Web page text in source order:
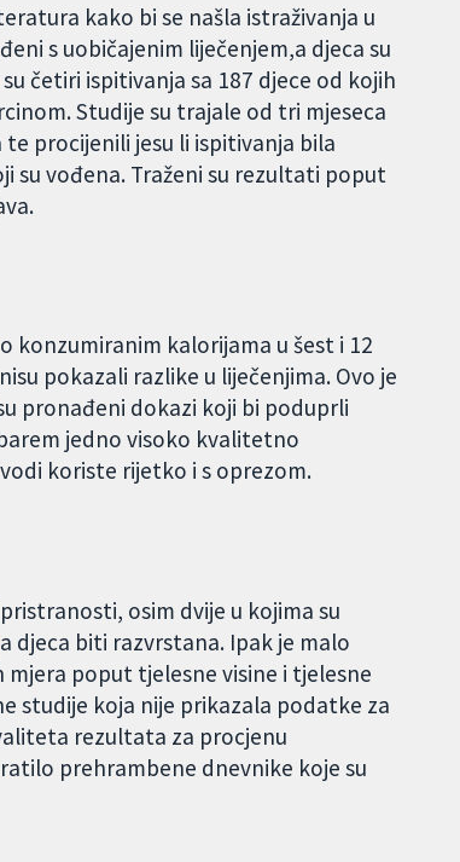
kako bi se našla istraživanja u
s uobičajenim liječenjem,a djeca su
četiri ispitivanja sa 187 djece od kojih
Studije su trajale od tri mjeseca
procijenili jesu li ispitivanja bila
su vođena. Traženi su rezultati poput
konzumiranim kalorijama u šest i 12
pokazali razlike u liječenjima. Ovo je
pronađeni dokazi koji bi poduprli
jedno visoko kvalitetno
koriste rijetko i s oprezom.
osim dvije u kojima su
djeca biti razvrstana. Ipak je malo
poput tjelesne visine i tjelesne
studije koja nije prikazala podatke za
rezultata za procjenu
prehrambene dnevnike koje su